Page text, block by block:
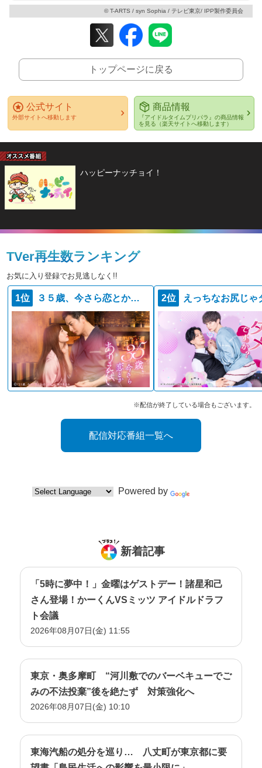
© T-ARTS / syn Sophia / テレビ東京/ IPP製作委員会
トップページに戻る
公式サイト
外部サイトへ移動します
商品情報
『アイドルタイムプリパラ』の商品情報
を見る（楽天サイトへ移動します）
ハッピーナッチョイ！
TVer再生数ランキング
お気に入り登録でお見逃しなく!!
1位 ３５歳、今さら恋とかありえない 2位
※配信が終了している場合もございます。
配信対応番組一覧へ
Powered by
新着記事
「5時に夢中！」金曜はゲストデー！諸星和己
さん登場！かーくんVSミッツ アイドルドラフ
ト会議
2026年08月07日(金) 11:55
東京・奥多摩町 “河川敷でのバーベキューでご
みの不法投棄”後を絶たず 対策強化へ
2026年08月07日(金) 10:10
東海汽船の処分を巡り… 八丈町が東京都に要